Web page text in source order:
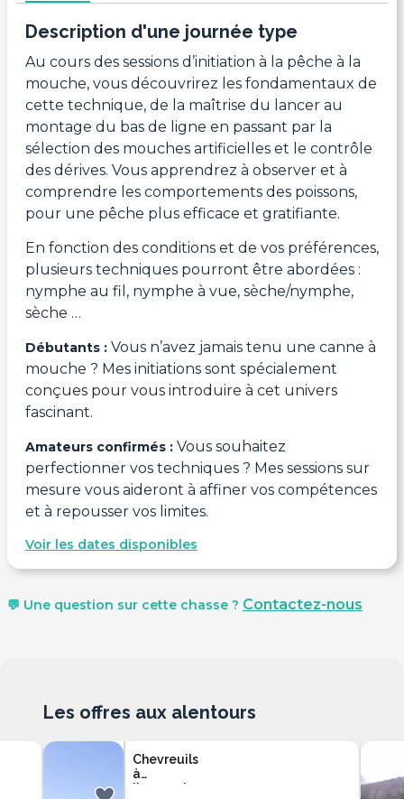
Description d'une journée type
Au cours des sessions d’initiation à la pêche à la
mouche, vous découvrirez les fondamentaux de
cette technique, de la maîtrise du lancer au
montage du bas de ligne en passant par la
sélection des mouches artificielles et le contrôle
des dérives. Vous apprendrez à observer et à
comprendre les comportements des poissons,
pour une pêche plus efficace et gratifiante.
En fonction des conditions et de vos préférences,
plusieurs techniques pourront être abordées :
nymphe au fil, nymphe à vue, sèche/nymphe,
sèche …
Débutants : Vous n’avez jamais tenu une canne à
mouche ? Mes initiations sont spécialement
conçues pour vous introduire à cet univers
fascinant.
Amateurs confirmés : Vous souhaitez
perfectionner vos techniques ? Mes sessions sur
mesure vous aideront à affiner vos compétences
et à repousser vos limites.
Voir les dates disponibles
💬 Une question sur cette chasse ? Contactez-nous
Chevreuils
à
l'approche
Les offres aux alentours